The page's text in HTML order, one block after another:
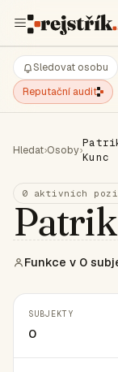
Sledovat osobu
Reputační audit
Hledat›Osoby›
Kunc
0 aktivních
Funkce v 0
SUBJEKTY
0